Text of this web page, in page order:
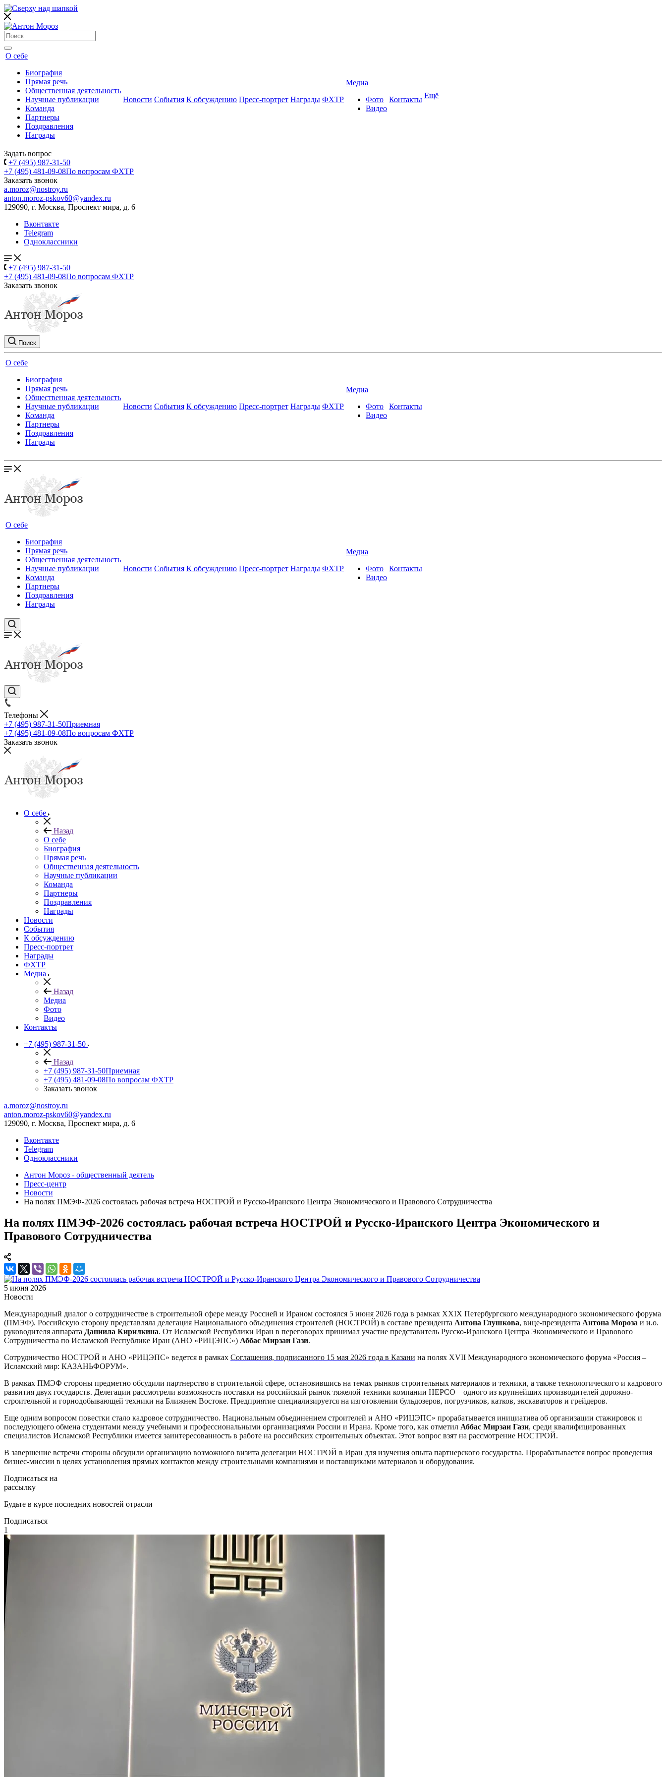
О себе
Биография
Прямая речь
Общественная деятельность
Научные публикации
Команда
Партнеры
Поздравления
Награды
Новости События К обсуждению Пресс-портрет Награды ФХТР
Медиа
Фото
Видео
Контакты Ещё
Задать вопрос
+7 (495) 987-31-50
+7 (495) 481-09-08По вопросам ФХТР
Заказать звонок
a.moroz@nostroy.ru
anton.moroz-pskov60@yandex.ru
129090, г. Москва, Проспект мира, д. 6
Вконтакте
Telegram
Одноклассники
+7 (495) 987-31-50
+7 (495) 481-09-08По вопросам ФХТР
Заказать звонок
Поиск
О себе
Биография
Прямая речь
Общественная деятельность
Научные публикации
Команда
Партнеры
Поздравления
Награды
Новости События К обсуждению Пресс-портрет Награды ФХТР
Медиа
Фото
Видео
Контакты
О себе
Биография
Прямая речь
Общественная деятельность
Научные публикации
Команда
Партнеры
Поздравления
Награды
Новости События К обсуждению Пресс-портрет Награды ФХТР
Медиа
Фото
Видео
Контакты
Телефоны
+7 (495) 987-31-50Приемная
+7 (495) 481-09-08По вопросам ФХТР
Заказать звонок
О себе
Назад
О себе
Биография
Прямая речь
Общественная деятельность
Научные публикации
Команда
Партнеры
Поздравления
Награды
Новости
События
К обсуждению
Пресс-портрет
Награды
ФХТР
Медиа
Назад
Медиа
Фото
Видео
Контакты
+7 (495) 987-31-50
Назад
+7 (495) 987-31-50Приемная
+7 (495) 481-09-08По вопросам ФХТР
Заказать звонок
a.moroz@nostroy.ru
anton.moroz-pskov60@yandex.ru
129090, г. Москва, Проспект мира, д. 6
Вконтакте
Telegram
Одноклассники
Антон Мороз - общественный деятель
Пресс-центр
Новости
На полях ПМЭФ-2026 состоялась рабочая встреча НОСТРОЙ и Русско-Иранского Центра Экономического и Правового Сотрудничества
На полях ПМЭФ-2026 состоялась рабочая встреча НОСТРОЙ и Русско-Иранского Центра Экономического и
Правового Сотрудничества
5 июня 2026
Новости
Международный диалог о сотрудничестве в строительной сфере между Россией и Ираном состоялся 5 июня 2026 года в рамках XXIX Петербургского международного экономического форума
(ПМЭФ). Российскую сторону представляла делегация Национального объединения строителей (НОСТРОЙ) в составе президента Антона Глушкова, вице-президента Антона Мороза и и.о.
руководителя аппарата Даниила Кирилкина. От Исламской Республики Иран в переговорах принимал участие представитель Русско-Иранского Центра Экономического и Правового
Сотрудничества по Исламской Республике Иран (АНО «РИЦЭПС») Аббас Мирзаи Гази.
Сотрудничество НОСТРОЙ и АНО «РИЦЭПС» ведется в рамках Соглашения, подписанного 15 мая 2026 года в Казани на полях XVII Международного экономического форума «Россия –
Исламский мир: КАЗАНЬФОРУМ».
В рамках ПМЭФ стороны предметно обсудили партнерство в строительной сфере, остановившись на темах рынков строительных материалов и техники, а также технологического и кадрового
развития двух государств. Делегации рассмотрели возможность поставки на российский рынок тяжелой техники компании HEPCO – одного из крупнейших производителей дорожно-
строительной и горнодобывающей техники на Ближнем Востоке. Предприятие специализируется на изготовлении бульдозеров, погрузчиков, катков, экскаваторов и грейдеров.
Еще одним вопросом повестки стало кадровое сотрудничество. Национальным объединением строителей и АНО «РИЦЭПС» прорабатывается инициатива об организации стажировок и
последующего обмена студентами между учебными и профессиональными организациями России и Ирана. Кроме того, как отметил Аббас Мирзаи Гази, среди квалифицированных
специалистов Исламской Республики имеется заинтересованность в работе на российских строительных объектах. Этот вопрос взят на рассмотрение НОСТРОЙ.
В завершение встречи стороны обсудили организацию возможного визита делегации НОСТРОЙ в Иран для изучения опыта партнерского государства. Прорабатывается вопрос проведения
бизнес-миссии в целях установления прямых контактов между строительными компаниями и поставщиками материалов и оборудования.
Подписаться на
рассылку
Будьте в курсе последних новостей отрасли
Подписаться
1